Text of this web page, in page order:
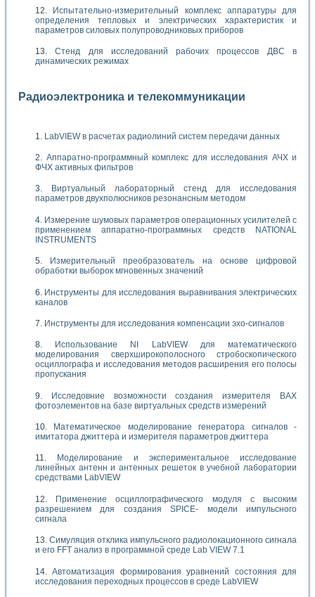
Испытательно-измерительный комплекс аппаратуры для
определения тепловых и электрических характеристик и
параметров силовых полупроводниковых приборов
Стенд для исследований рабочих процессов ДВС в
динамических режимах
Радиоэлектроника и телекоммуникации
LabVIEW в расчетах радиолиний систем передачи данных
Аппаратно-программный комплекс для исследования АЧХ и
ФЧХ активных фильтров
Виртуальный лабораторный стенд для исследования
параметров двухполюсников резонансным методом
Измерение шумовых параметров операционных усилителей с
применением аппаратно-программных средств NATIONAL
INSTRUMENTS
Измерительный преобразователь на основе цифровой
обработки выборок мгновенных значений
Инструменты для исследования выравнивания электрических
каналов
Инструменты для исследования компенсации эхо-сигналов
Использование NI LabVIEW для математического
моделирования сверхширокополосного стробоскопического
осциллографа и исследования методов расширения его полосы
пропускания
Исследовние возможности создания измерителя ВАХ
фотоэлементов на базе виртуальных средств измерений
Математическое моделирование генератора сигналов -
имитатора джиттера и измерителя параметров джиттера
Моделирование и экспериментальное исследование
линейных антенн и антенных решеток в учебной лаборатории
средствами LabVIEW
Применение осциллографического модуля с высоким
разрешением для создания SPICE- модели импульсного
сигнала
Симуляция отклика импульсного радиолокационного сигнала
и его FFT анализ в программной среде Lab VIEW 7.1
Автоматизация формирования уравнений состояния для
исследования переходных процессов в среде LabVIEW